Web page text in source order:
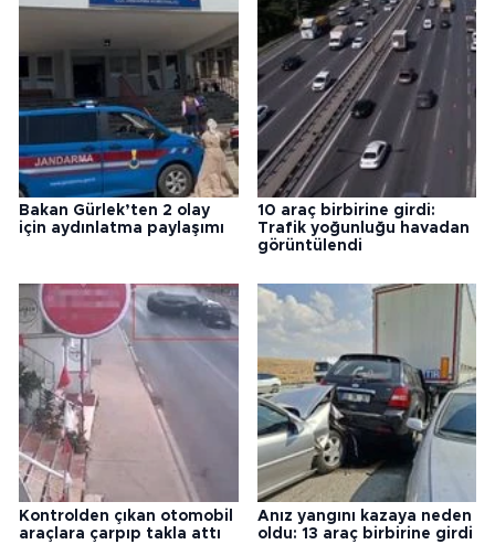
Bakan Gürlek’ten 2 olay
için aydınlatma paylaşımı
10 araç birbirine girdi:
Trafik yoğunluğu havadan
görüntülendi
Kontrolden çıkan otomobil
araçlara çarpıp takla attı
Anız yangını kazaya neden
oldu: 13 araç birbirine girdi